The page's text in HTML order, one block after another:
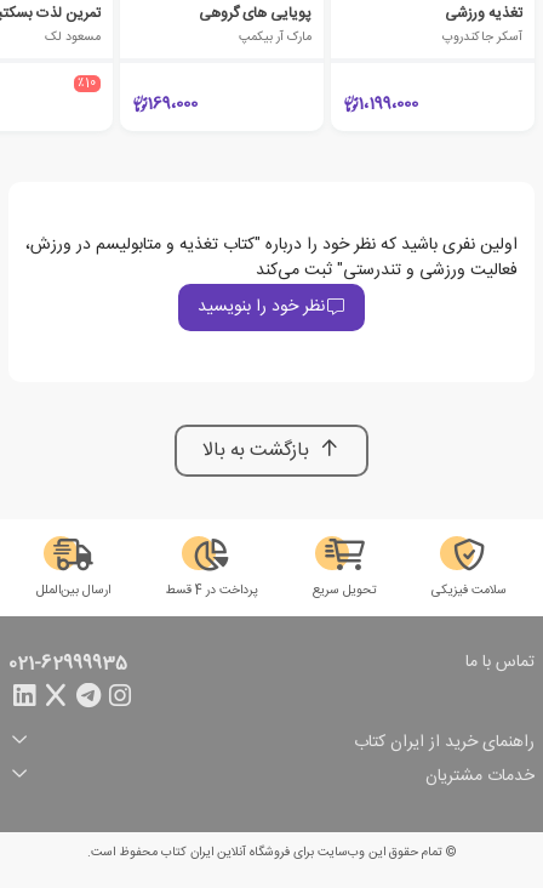
تغذیه ورزشی
آسکر جاکندروپ
1،199،000
پویایی های گروهی
مارک آر بیکمپ
169،000
تمرین لذت
مسعود لک
٪10
اولین نفری باشید که نظر خود را درباره "کتاب تغذیه و متابولیسم در ورزش،
فعالیت ورزشی و تندرستی" ثبت می‌کند
نظر خود را بنویسید
بازگشت به بالا
سلامت فیزیکی تحویل سریع پرداخت در 4 قسط ارسال بین‌الملل
تماس با ما 021-62999935
راهنمای خرید از ایران کتاب
ثبت سفارش
شرایط ارسال سفارش
شیوه پرداخت
تخفیف‌های خرید
خدمات مشتریان
© تمام حقوق این وب‌سایت برای فروشگاه آنلاین ایران کتاب محفوظ است.